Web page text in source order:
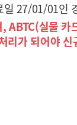
27/01/01인
실물
리가 되어야